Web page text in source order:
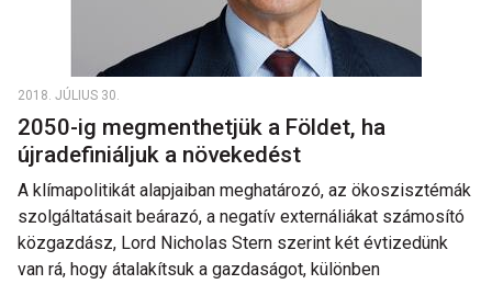
2018. JÚLIUS 30.
2050-ig megmenthetjük a Földet, ha
újradefiniáljuk a növekedést
A klímapolitikát alapjaiban meghatározó, az ökoszisztémák
szolgáltatásait beárazó, a negatív externáliákat számosító
közgazdász, Lord Nicholas Stern szerint két évtizedünk
van rá, hogy átalakítsuk a gazdaságot, különben